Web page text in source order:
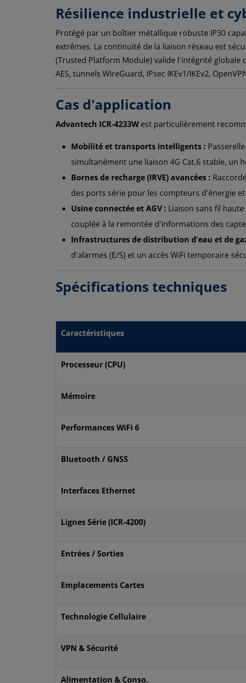
Résilience industrielle et
Protégé par un boîtier métallique robuste IP30
extrêmes. La continuité de la liaison réseau est
(Trusted Platform Module) valide l'intégrité
AES, tunnels WireGuard, IPsec IKEv1/IKEv2,
Cas d'application
Advantech ICR-4233West particulièrement
Mobilité et transports intelligents :
simultanément une liaison 4G Cat.6 stable,
Bornes de recharge (IRVE) avancées :
des ports série pour les compteurs d'énergie
Usine connectée et AGV : Liaison sans fil
couplée à la remontée d'informations des
Infrastructures de distribution d'eau et de
d'alarmes (E/S) et un accès WiFi temporaire
Spécifications techniques
Caractéristiques
Processeur (CPU)
Mémoire
Performances WiFi 6
Bluetooth / GNSS
Interfaces Ethernet
Lignes Série (ICR-4200)
Entrées / Sorties
Emplacements Cartes
Technologie Cellulaire
VPN & Sécurité
Alimentation & Conso.